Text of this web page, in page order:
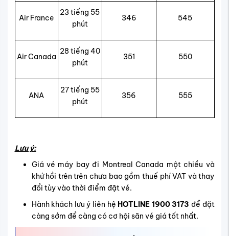
Air France
23 tiếng 55
phút
346 545
Air Canada
28 tiếng 40
phút
351 550
ANA
27 tiếng 55
phút
356 555
Lưu ý:
Giá vé máy bay đi Montreal Canada một chiều và
khứ hồi trên trên chưa bao gồm thuế phí VAT và thay
đổi tùy vào thời điểm đặt vé.
Hành khách lưu ý liên hệ HOTLINE 1900 3173 để đặt
càng sớm để càng có cơ hội săn vé giá tốt nhất.